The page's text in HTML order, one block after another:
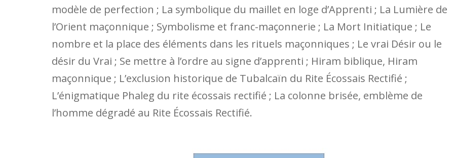
modèle de perfection ; La symbolique du maillet en loge d’Apprenti ; La Lumière de
l’Orient maçonnique ; Symbolisme et franc-maçonnerie ; La Mort Initiatique ; Le
nombre et la place des éléments dans les rituels maçonniques ; Le vrai Désir ou le
désir du Vrai ; Se mettre à l’ordre au signe d’apprenti ; Hiram biblique, Hiram
maçonnique ; L’exclusion historique de Tubalcaïn du Rite Écossais Rectifié ;
L’énigmatique Phaleg du rite écossais rectifié ; La colonne brisée, emblème de
l’homme dégradé au Rite Écossais Rectifié.